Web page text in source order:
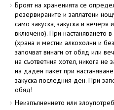
Броят на храненията се
резервираните и заплатени
само закуска, закуска и вечеря
включено). При настаняването
(храна и местни алкохолни и
започват винаги от обяд или
на съответния хотел, никога не
на даден пакет при
закуска последния ден. При
обяд!
Неизпълнението или